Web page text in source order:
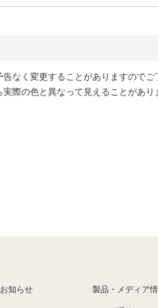
なく変更することがありますのでご
際の色と異なって見えることがあり
お知らせ 製品・メディア